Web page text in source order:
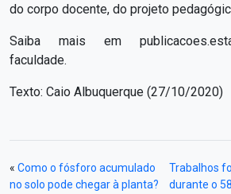
do corpo docente, do projeto
Saiba mais em
faculdade.
Texto: Caio Albuquerque (27/10/2020)
« Como o fósforo acumulado
no solo pode chegar à planta?
Trabalhos
durante o